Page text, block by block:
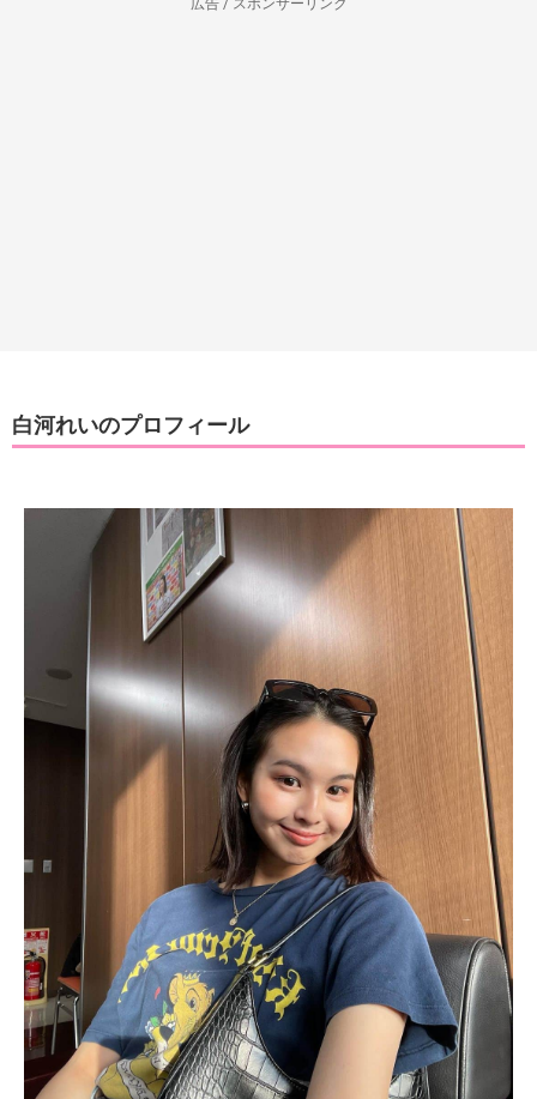
広告 / スポンサーリンク
白河れいのプロフィール